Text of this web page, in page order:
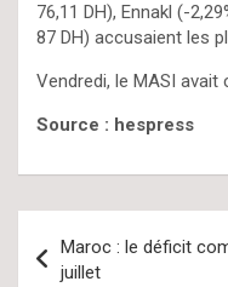
76,11 DH), Ennakl (-
87 DH) accusaient les
Vendredi, le MASI avait
Source : hespress
de
Maroc : le déficit
juillet